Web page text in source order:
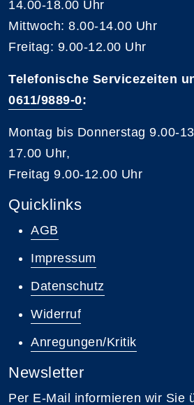
14.00-18.00 Uhr
Mittwoch: 8.00-14.00 Uhr
Freitag: 9.00-12.00 Uhr
Telefonische Servicezeiten
0611/9889-0:
Montag bis Donnerstag 9.00-
17.00 Uhr,
Freitag 9.00-12.00 Uhr
Quicklinks
AGB
Impressum
Datenschutz
Widerruf
Anregungen/Kritik
Newsletter
Per E-Mail informieren wir Sie